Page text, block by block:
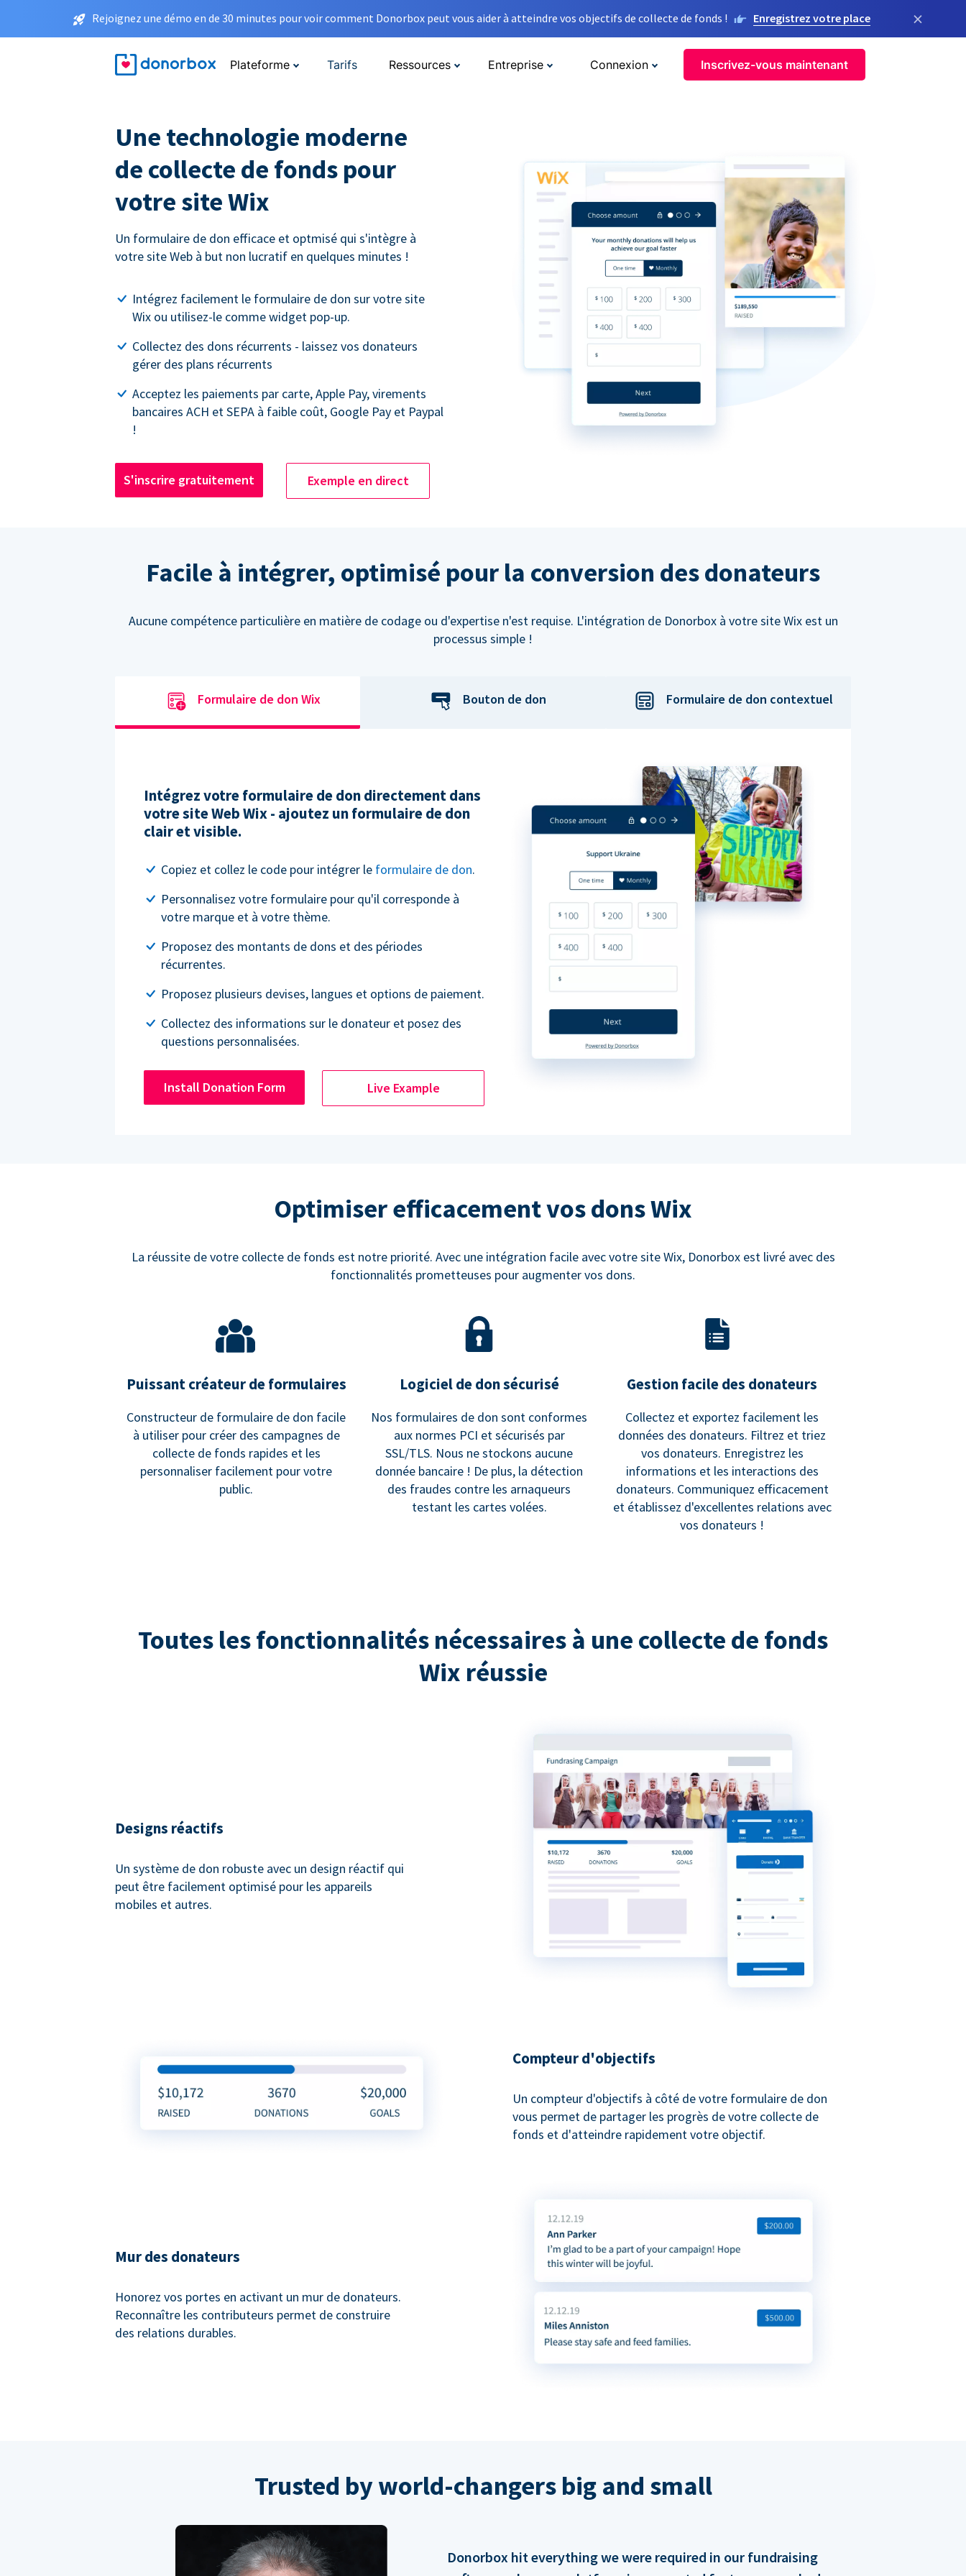
Rejoignez une démo en de 30 minutes pour voir comment Donorbox peut vous aider à atteindre vos objectifs de collecte de fonds ! Enregistrez votre place ×
Plateforme Tarifs Ressources Entreprise Connexion Inscrivez-vous maintenant
Une technologie moderne
de collecte de fonds pour
votre site Wix
Un formulaire de don efficace et optmisé qui s'intègre à
votre site Web à but non lucratif en quelques minutes !
Intégrez facilement le formulaire de don sur votre site
Wix ou utilisez-le comme widget pop-up.
Collectez des dons récurrents - laissez vos donateurs
gérer des plans récurrents
Acceptez les paiements par carte, Apple Pay, virements
bancaires ACH et SEPA à faible coût, Google Pay et Paypal
!
S'inscrire gratuitement Exemple en direct
Facile à intégrer, optimisé pour la conversion des donateurs
Aucune compétence particulière en matière de codage ou d'expertise n'est requise. L'intégration de Donorbox à votre site Wix est un
processus simple !
Formulaire de don Wix Bouton de don Formulaire de don contextuel
Intégrez votre formulaire de don directement dans
votre site Web Wix - ajoutez un formulaire de don
clair et visible.
Copiez et collez le code pour intégrer le formulaire de don.
Personnalisez votre formulaire pour qu'il corresponde à
votre marque et à votre thème.
Proposez des montants de dons et des périodes
récurrentes.
Proposez plusieurs devises, langues et options de paiement.
Collectez des informations sur le donateur et posez des
questions personnalisées.
Install Donation Form Live Example
Optimiser efficacement vos dons Wix
La réussite de votre collecte de fonds est notre priorité. Avec une intégration facile avec votre site Wix, Donorbox est livré avec des
fonctionnalités prometteuses pour augmenter vos dons.
Puissant créateur de formulaires
Constructeur de formulaire de don facile
à utiliser pour créer des campagnes de
collecte de fonds rapides et les
personnaliser facilement pour votre
public.
Logiciel de don sécurisé
Nos formulaires de don sont conformes
aux normes PCI et sécurisés par
SSL/TLS. Nous ne stockons aucune
donnée bancaire ! De plus, la détection
des fraudes contre les arnaqueurs
testant les cartes volées.
Gestion facile des donateurs
Collectez et exportez facilement les
données des donateurs. Filtrez et triez
vos donateurs. Enregistrez les
informations et les interactions des
donateurs. Communiquez efficacement
et établissez d'excellentes relations avec
vos donateurs !
Toutes les fonctionnalités nécessaires à une collecte de fonds
Wix réussie
Designs réactifs
Un système de don robuste avec un design réactif qui
peut être facilement optimisé pour les appareils
mobiles et autres.
Compteur d'objectifs
Un compteur d'objectifs à côté de votre formulaire de don
vous permet de partager les progrès de votre collecte de
fonds et d'atteindre rapidement votre objectif.
Mur des donateurs
Honorez vos portes en activant un mur de donateurs.
Reconnaître les contributeurs permet de construire
des relations durables.
Trusted by world-changers big and small
Donorbox hit everything we were required in our fundraising